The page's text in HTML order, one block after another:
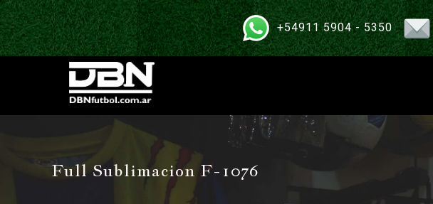
+54911 5904 - 5350
Full Sublimacion F-1076